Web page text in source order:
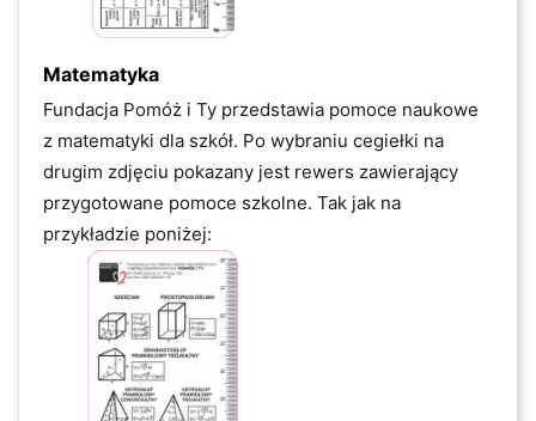
Matematyka
Fundacja Pomóż i Ty przedstawia pomoce naukowe
z matematyki dla szkół. Po wybraniu cegiełki na
drugim zdjęciu pokazany jest rewers zawierający
przygotowane pomoce szkolne. Tak jak na
przykładzie poniżej: